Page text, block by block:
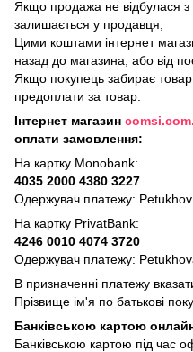
Якщо продажа не відбулася
залишається у продавця,
Цими коштами інтернет
назад до магазина, або від
Якщо покупець забирає
предоплати за товар.
Інтернет магазин
оплати замовлення:
На картку Monobank:
4035 2000 4380 3227
Одержувач платежу:
На картку PrivatBank:
4246 0010 4074 3720
Одержувач платежу:
В призначенні платежу
Прізвище ім'я по батькові
Банківською картою
Банківською картою під час